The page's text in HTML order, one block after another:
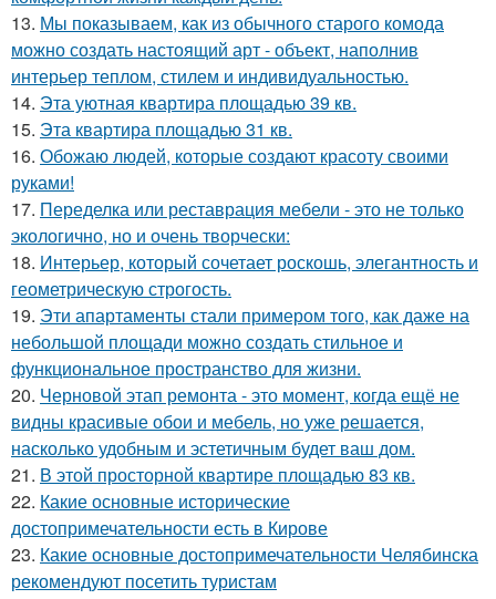
13. Мы показываем, как из обычного старого комода
можно создать настоящий арт - объект, наполнив
интерьер теплом, стилем и индивидуальностью.
14. Эта уютная квартира площадью 39 кв.
15. Эта квартира площадью 31 кв.
16. Обожаю людей, которые создают красоту своими
руками!
17. Переделка или реставрация мебели - это не только
экологично, но и очень творчески:
18. Интерьер, который сочетает роскошь, элегантность и
геометрическую строгость.
19. Эти апартаменты стали примером того, как даже на
небольшой площади можно создать стильное и
функциональное пространство для жизни.
20. Черновой этап ремонта - это момент, когда ещё не
видны красивые обои и мебель, но уже решается,
насколько удобным и эстетичным будет ваш дом.
21. В этой просторной квартире площадью 83 кв.
22. Какие основные исторические
достопримечательности есть в Кирове
23. Какие основные достопримечательности Челябинска
рекомендуют посетить туристам